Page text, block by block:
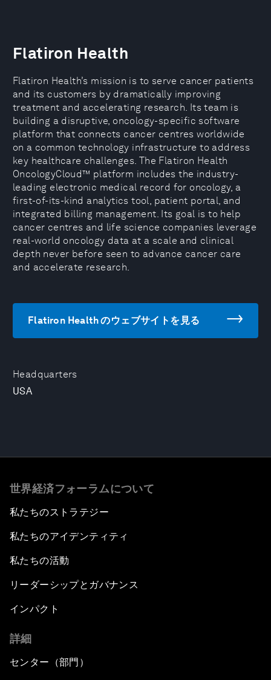
Headquarters
USA
Flatiron Health
Flatiron Health’s mission is to serve cancer patients
and its customers by dramatically improving
treatment and accelerating research. Its team is
building a disruptive, oncology-specific software
platform that connects cancer centres worldwide
on a common technology infrastructure to address
key healthcare challenges. The Flatiron Health
OncologyCloud™ platform includes the industry-
leading electronic medical record for oncology, a
first-of-its-kind analytics tool, patient portal, and
integrated billing management. Its goal is to help
cancer centres and life science companies leverage
real-world oncology data at a scale and clinical
depth never before seen to advance cancer care
and accelerate research.
Flatiron Health のウェブサイトを見る
世界経済フォーラムについて
私たちのストラテジー
私たちのアイデンティティ
私たちの活動
リーダーシップとガバナンス
インパクト
詳細
センター（部門）